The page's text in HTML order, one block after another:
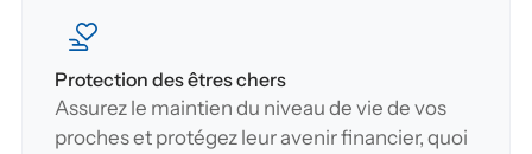
Protection des êtres chers
Assurez le maintien du niveau de vie de vos
proches et protégez leur avenir financier, quoi